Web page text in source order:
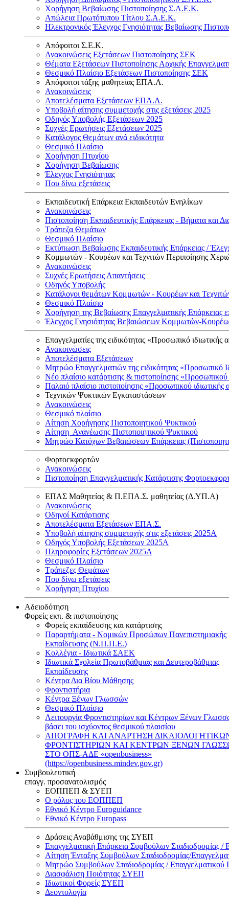
Χορήγηση Βεβαίωσης Πιστοποίησης Σ.Α.Ε.Κ.
Απώλεια Πρωτότυπου Τίτλου Σ.Α.Ε.Κ.
Ηλεκτρονικός Έλεγχος Γνησιότητας Βεβαίωσης
Απόφοιτοι Σ.Ε.Κ.
Ανακοινώσεις Εξετάσεων Πιστοποίησης ΣΕΚ
Θέματα Εξετάσεων Πιστοποίησης Αρχικής
Θεσμικό Πλαίσιο Εξετάσεων Πιστοποίησης ΣΕΚ
Απόφοιτοι τάξης μαθητείας ΕΠΑ.Λ.
Ανακοινώσεις
Αποτελέσματα Εξετάσεων ΕΠΑ.Λ.
Υποβολή αίτησης συμμετοχής στις εξετάσεις 2025
Οδηγός Υποβολής Εξετάσεων 2025
Συχνές Ερωτήσεις Εξετάσεων 2025
Κατάλογος Θεμάτων ανά ειδικότητα
Θεσμικό Πλαίσιο
Χορήγηση Πτυχίου
Χορήγηση Βεβαίωσης
Έλεγχος Γνησιότητας
Που δίνω εξετάσεις
Εκπαιδευτική Επάρκεια Εκπαιδευτών Ενηλίκων
Ανακοινώσεις
Πιστοποίηση Εκπαιδευτικής Επάρκειας - Βήματα και
Τράπεζα Θεμάτων
Θεσμικό Πλαίσιο
Εκτύπωση Βεβαίωσης Εκπαιδευτικής Επάρκειας /
Κομμωτών - Κουρέων και Τεχνιτών Περιποίησης
Ανακοινώσεις
Συχνές Ερωτήσεις Απαντήσεις
Οδηγός Υποβολής
Κατάλογοι θεμάτων Κομμωτών - Κουρέων και
Θεσμικό Πλαίσιο
Χορήγηση της Βεβαίωσης Επαγγελματικής
Έλεγχος Γνησιότητας Βεβαιώσεων Κομμωτών-
Επαγγελματίες της ειδικότητας «Προσωπικό ιδιωτικής
Ανακοινώσεις
Αποτελέσματα Εξετάσεων
Μητρώο Επαγγελματιών της ειδικότητας «Προσωπικό
Νέο πλαίσιο κατάρτισης & πιστοποίησης «Προσωπικού
Παλαιό πλαίσιο πιστοποίησης «Προσωπικού
Τεχνικών Ψυκτικών Εγκαταστάσεων
Ανακοινώσεις
Θεσμικό πλαίσιο
Αίτηση Χορήγησης Πιστοποιητικού Ψυκτικού
Αίτηση Ανανέωσης Πιστοποιητικού Ψυκτικού
Μητρώο Κατόχων Βεβαιώσεων Επάρκειας
Φορτοεκφορτών
Ανακοινώσεις
Πιστοποίηση Επαγγελματικής Κατάρτισης
ΕΠΑΣ Μαθητείας & Π.ΕΠΑ.Σ. μαθητείας (Δ.ΥΠ.Α)
Ανακοινώσεις
Oδηγοί Κατάρτισης
Αποτελέσματα Εξετάσεων ΕΠΑ.Σ.
Υποβολή αίτησης συμμετοχής στις εξετάσεις 2025Α
Οδηγός Υποβολής Εξετάσεων 2025A
Πληροφορίες Εξετάσεων 2025Α
Θεσμικό Πλαίσιο
Τράπεζες Θεμάτων
Που δίνω εξετάσεις
Χορήγηση Πτυχίου
Αδειοδότηση
Φορείς εκπ. & πιστοποίησης
Φορείς εκπαίδευσης και κατάρτισης
Παραρτήματα - Νομικών Προσώπων Πανεπιστημιακής
Εκπαίδευσης (Ν.Π.Π.Ε.)
Κολλέγια - Ιδιωτικά ΣΑΕΚ
Ιδιωτικά Σχολεία Πρωτοβάθμιας και Δευτεροβάθμιας
Εκπαίδευσης
Κέντρα Δια Βίου Μάθησης
Φροντιστήρια
Κέντρα Ξένων Γλωσσών
Θεσμικό Πλαίσιο
Λειτουργία Φροντιστηρίων και Κέντρων Ξένων
βάσει του ισχύοντος θεσμικού πλαισίου
ΑΠΟΓΡΑΦΗ ΚΑΙ ΑΝΑΡΤΗΣΗ
ΦΡΟΝΤΙΣΤΗΡΙΩΝ ΚΑΙ ΚΕΝΤΡΩΝ ΞΕΝΩΝ
ΣΤΟ ΟΠΣ-ΑΔΕ «openbusiness»
(https://openbusiness.mindev.gov.gr)
Συμβουλευτική
επαγγ. προσανατολισμός
ΕΟΠΠΕΠ & ΣΥΕΠ
Ο ρόλος του ΕΟΠΠΕΠ
Εθνικό Κέντρο Euroguidance
Εθνικό Κέντρο Europass
Δράσεις Αναβάθμισης της ΣΥΕΠ
Επαγγελματική Επάρκεια Συμβούλων Σταδιοδρομίας /
Αίτηση Ένταξης Συμβούλων Σταδιοδρομίας/
Μητρώο Συμβούλων Σταδιοδρομίας / Επαγγελματικού
Διασφάλιση Ποιότητας ΣΥΕΠ
Ιδιωτικοί Φορείς ΣΥΕΠ
Δεοντολογία